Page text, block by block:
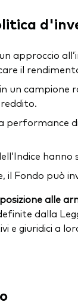
approccio
il
un
performance
il Fondo può
alle
dalla
e giuridici a